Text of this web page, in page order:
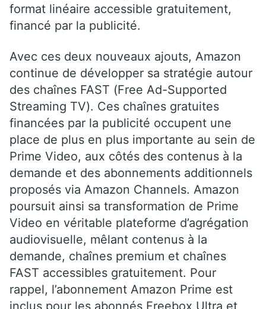
format linéaire accessible gratuitement,
financé par la publicité.
Avec ces deux nouveaux ajouts, Amazon
continue de développer sa stratégie autour
des chaînes FAST (Free Ad-Supported
Streaming TV). Ces chaînes gratuites
financées par la publicité occupent une
place de plus en plus importante au sein de
Prime Video, aux côtés des contenus à la
demande et des abonnements additionnels
proposés via Amazon Channels. Amazon
poursuit ainsi sa transformation de Prime
Video en véritable plateforme d’agrégation
audiovisuelle, mêlant contenus à la
demande, chaînes premium et chaînes
FAST accessibles gratuitement. Pour
rappel, l’abonnement Amazon Prime est
inclus pour les abonnés Freebox Ultra et